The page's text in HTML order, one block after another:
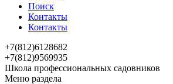
Поиск
Контакты
Контакты
+7(812)6128682
+7(812)9569935
Школа профессиональных садовников
Меню раздела